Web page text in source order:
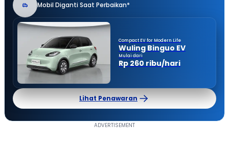
Mobil Diganti Saat Perbaikan*
Compact EV for Modern Life
Wuling Binguo EV
Mulai dari
Rp 260 ribu/hari
Lihat Penawaran